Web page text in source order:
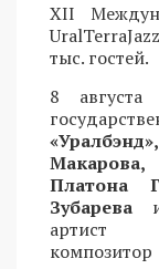
XII
тыс. гостей.
8
Платона
Зубарева